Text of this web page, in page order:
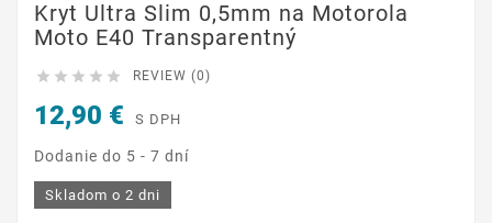
Kryt Ultra Slim 0,5mm na Motorola
Moto E40 Transparentný
     REVIEW (0)
12,90 € S DPH
Dodanie do 5 - 7 dní
Skladom o 2 dni